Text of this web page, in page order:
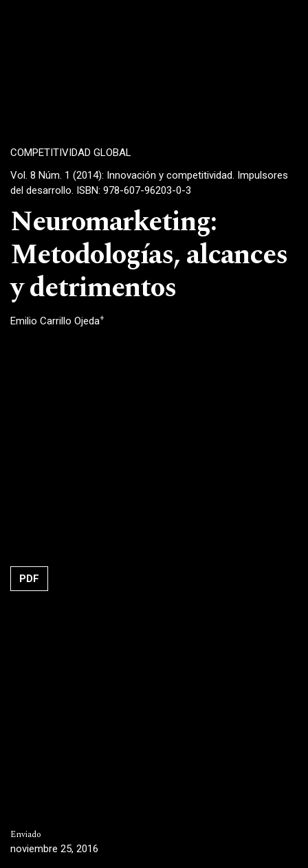
COMPETITIVIDAD GLOBAL
Vol. 8 Núm. 1 (2014): Innovación y competitividad. Impulsores
del desarrollo. ISBN: 978-607-96203-0-3
Neuromarketing:
Metodologías, alcances
y detrimentos
Emilio Carrillo Ojeda+
PDF
Enviado
noviembre 25, 2016